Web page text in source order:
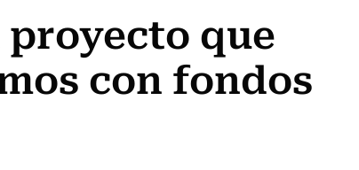
proyecto que
con fondos